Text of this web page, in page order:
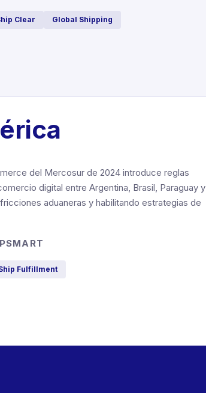
Clear Global Shipping
del Mercosur de 2024 introduce reglas
digital entre Argentina, Brasil, Paraguay y
aduaneras y habilitando estrategias de
Fulfillment